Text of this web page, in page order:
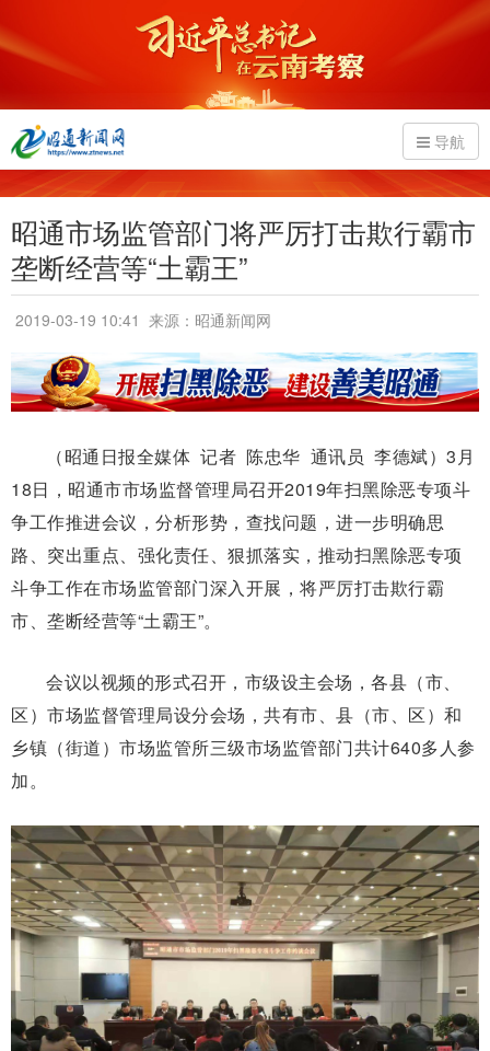
导航
昭通市场监管部门将严厉打击欺行霸市
垄断经营等“土霸王”
2019-03-19 10:41 来源：昭通新闻网
（昭通日报全媒体 记者 陈忠华 通讯员 李德斌）3月
18日，昭通市市场监督管理局召开2019年扫黑除恶专项斗
争工作推进会议，分析形势，查找问题，进一步明确思
路、突出重点、强化责任、狠抓落实，推动扫黑除恶专项
斗争工作在市场监管部门深入开展，将严厉打击欺行霸
市、垄断经营等“土霸王”。
会议以视频的形式召开，市级设主会场，各县（市、
区）市场监督管理局设分会场，共有市、县（市、区）和
乡镇（街道）市场监管所三级市场监管部门共计640多人参
加。